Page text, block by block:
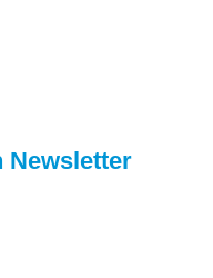
Newsletter